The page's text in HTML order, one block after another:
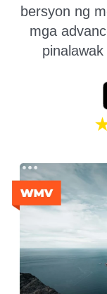
bersyon ng
mga